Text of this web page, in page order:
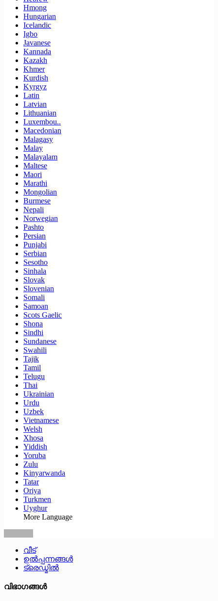
Hmong
Hungarian
Icelandic
Igbo
Javanese
Kannada
Kazakh
Khmer
Kurdish
Kyrgyz
Latin
Latvian
Lithuanian
Luxembou..
Macedonian
Malagasy
Malay
Malayalam
Maltese
Maori
Marathi
Mongolian
Burmese
Nepali
Norwegian
Pashto
Persian
Punjabi
Serbian
Sesotho
Sinhala
Slovak
Slovenian
Somali
Samoan
Scots Gaelic
Shona
Sindhi
Sundanese
Swahili
Tajik
Tamil
Telugu
Thai
Ukrainian
Urdu
Uzbek
Vietnamese
Welsh
Xhosa
Yiddish
Yoruba
Zulu
Kinyarwanda
Tatar
Oriya
Turkmen
Uyghur
More Language
വീട്
ഉൽപ്പന്നങ്ങൾ
ട്രെഡ്മിൽ
വിഭാഗങ്ങൾ